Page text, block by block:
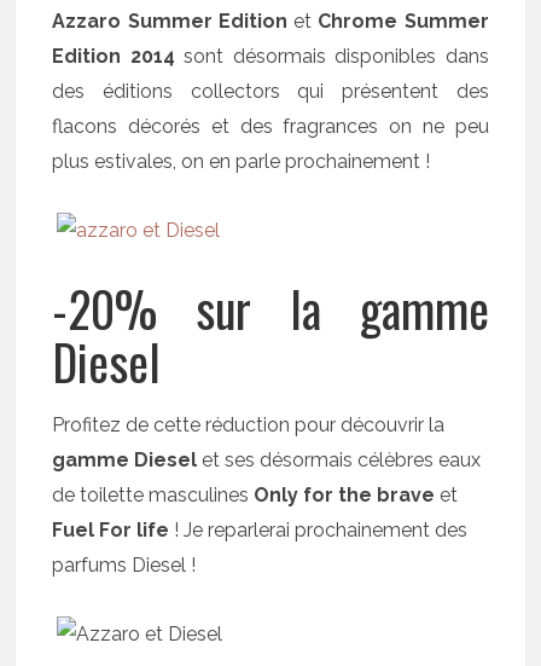
Azzaro Summer Edition et Chrome Summer
Edition 2014 sont désormais disponibles dans
des éditions collectors qui présentent des
flacons décorés et des fragrances on ne peu
plus estivales, on en parle prochainement !
-20% sur la gamme
Diesel
Profitez de cette réduction pour découvrir la
gamme Diesel et ses désormais célèbres eaux
de toilette masculines Only for the brave et
Fuel For life ! Je reparlerai prochainement des
parfums Diesel !